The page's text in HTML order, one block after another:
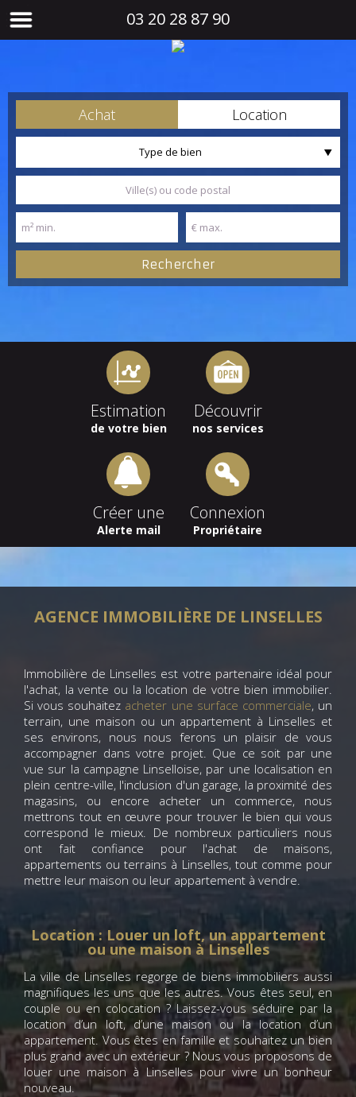
03 20 28 87 90
Achat Location
Type de bien
Estimation
de votre bien
Découvrir
nos services
Créer une
Alerte mail
Connexion
Propriétaire
AGENCE IMMOBILIÈRE DE LINSELLES
Immobilière de Linselles est votre partenaire idéal pour
l'achat, la vente ou la location de votre bien immobilier.
Si vous souhaitez acheter une surface commerciale, un
terrain, une maison ou un appartement à Linselles et
ses environs, nous nous ferons un plaisir de vous
accompagner dans votre projet. Que ce soit par une
vue sur la campagne Linselloise, par une localisation en
plein centre-ville, l'inclusion d'un garage, la proximité des
magasins, ou encore acheter un commerce, nous
mettrons tout en œuvre pour trouver le bien qui vous
correspond le mieux. De nombreux particuliers nous
ont fait confiance pour l'achat de maisons,
appartements ou terrains à Linselles, tout comme pour
mettre leur maison ou leur appartement à vendre.
Location : Louer un loft, un appartement
ou une maison à Linselles
La ville de Linselles regorge de biens immobiliers aussi
magnifiques les uns que les autres. Vous êtes seul, en
couple ou en colocation ? Laissez-vous séduire par la
location d’un loft, d’une maison ou la location d’un
appartement. Vous êtes en famille et souhaitez un bien
plus grand avec un extérieur ? Nous vous proposons de
louer une maison à Linselles pour vivre un bonheur
nouveau.